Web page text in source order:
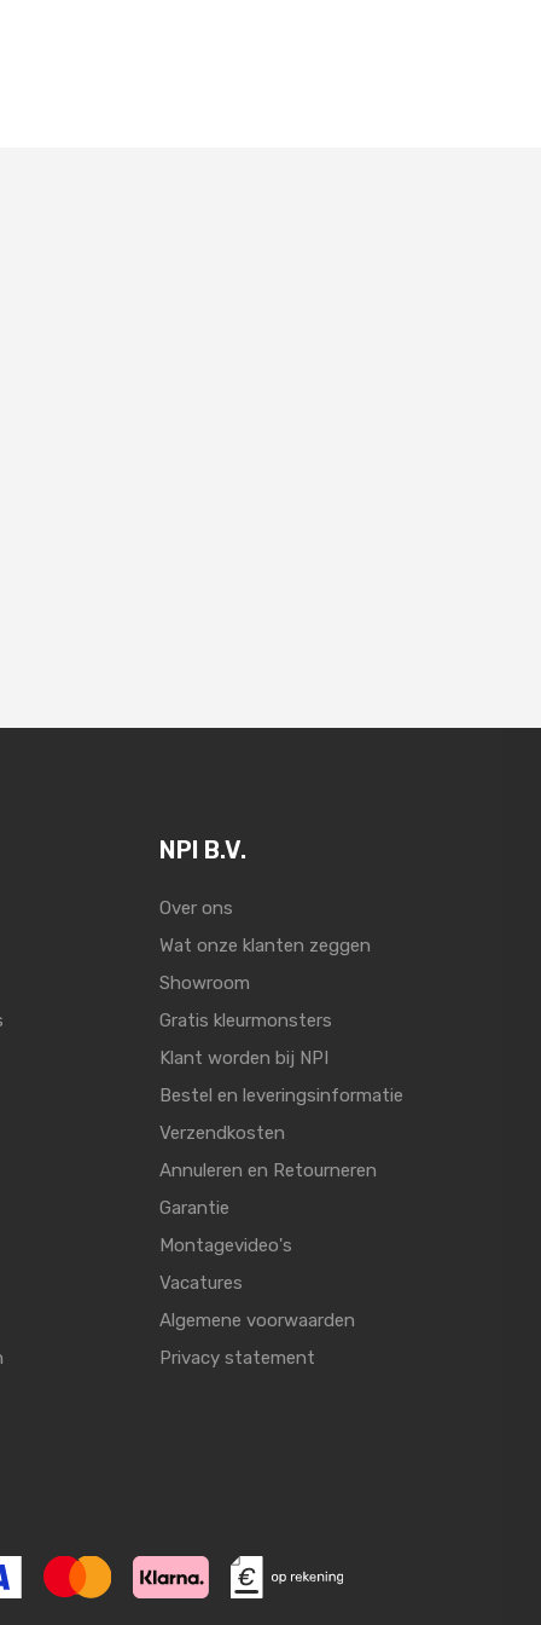
NPI B.V.
Over ons
Wat onze klanten zeggen
Showroom
Gratis kleurmonsters
Klant worden bij NPI
Bestel en leveringsinformatie
Verzendkosten
Annuleren en Retourneren
Garantie
Montagevideo's
Vacatures
Algemene voorwaarden
Privacy statement